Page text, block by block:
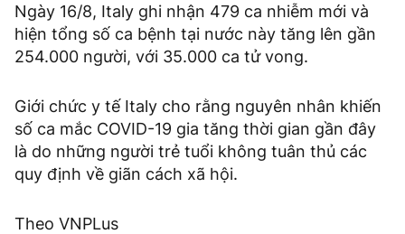
Ngày 16/8, Italy ghi nhận 479 ca nhiễm mới và
hiện tổng số ca bệnh tại nước này tăng lên gần
254.000 người, với 35.000 ca tử vong.
Giới chức y tế Italy cho rằng nguyên nhân khiến
số ca mắc COVID-19 gia tăng thời gian gần đây
là do những người trẻ tuổi không tuân thủ các
quy định về giãn cách xã hội.
Theo VNPLus